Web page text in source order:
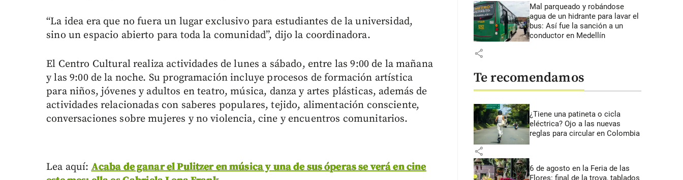
“La idea era que no fuera un lugar exclusivo para estudiantes de la universidad,
sino un espacio abierto para toda la comunidad”, dijo la coordinadora.
El Centro Cultural realiza actividades de lunes a sábado, entre las 9:00 de la mañana
y las 9:00 de la noche. Su programación incluye procesos de formación artística
para niños, jóvenes y adultos en teatro, música, danza y artes plásticas, además de
actividades relacionadas con saberes populares, tejido, alimentación consciente,
conversaciones sobre mujeres y no violencia, cine y encuentros comunitarios.
Lea aquí:Acaba de ganar el Pulitzer en música y una de sus óperas se verá en cine
Mal parqueado y robándose
agua de un hidrante para lavar el
bus: Así fue la sanción a un
conductor en Medellín
share
Te recomendamos
¿Tiene una patineta o cicla
eléctrica? Ojo a las nuevas
reglas para circular en Colombia
share
6 de agosto en la Feria de las
Flores: final de la trova, tablados